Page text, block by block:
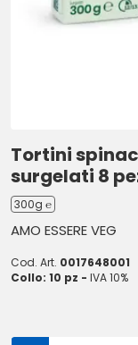
Tortini
surgelati 8
300g ℮
AMO ESSERE VEG
Cod. Art. 0017648001
Collo: 10 pz - IVA 10%